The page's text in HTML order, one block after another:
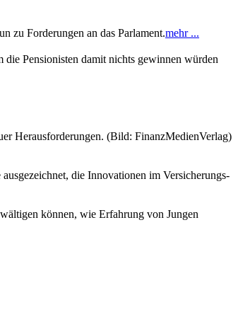
zu Forderungen an das Parlament.mehr ...
die Pensionisten damit nichts gewinnen würden
Herausforderungen. (Bild: FinanzMedienVerlag)
die Innovationen im Versicherungs-
können, wie Erfahrung von Jungen